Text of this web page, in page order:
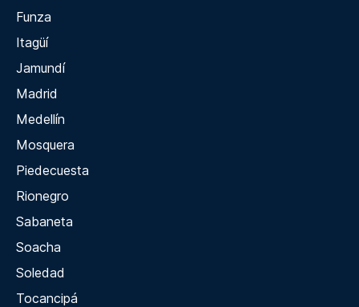
Funza
Itagüí
Jamundí
Madrid
Medellín
Mosquera
Piedecuesta
Rionegro
Sabaneta
Soacha
Soledad
Tocancipá